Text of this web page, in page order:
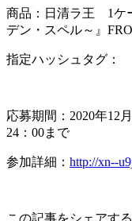
商品：日清ラ王 1
デン・スペル～』
指定ハッシュタグ
応募期間：2020年12
24：00まで
参加詳細： http://xn--
この記事をシェアする